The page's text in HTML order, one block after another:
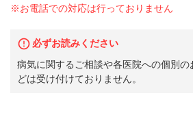
※お電話での対応は行っておりません
必ずお読みください
病気に関するご相談や各医院への個別
どは受け付けておりません。